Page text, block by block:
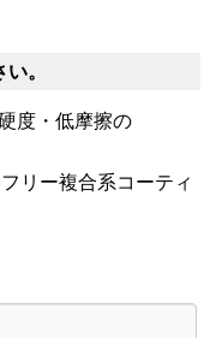
。
度・低摩擦の
リー複合系コーティ